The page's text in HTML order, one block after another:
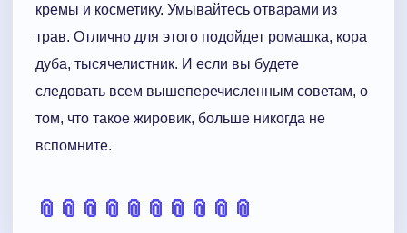
кремы и косметику. Умывайтесь отварами из
трав. Отлично для этого подойдет ромашка, кора
дуба, тысячелистник. И если вы будете
следовать всем вышеперечисленным советам, о
том, что такое жировик, больше никогда не
вспомните.
📎 📎 📎 📎 📎 📎 📎 📎 📎 📎